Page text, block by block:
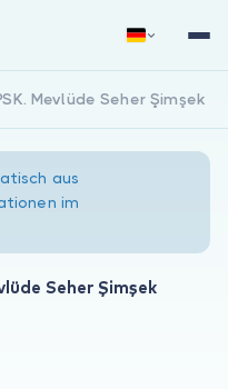
Anmelden
Mevlüde Seher Şimşek
aus
im
Seher Şimşek